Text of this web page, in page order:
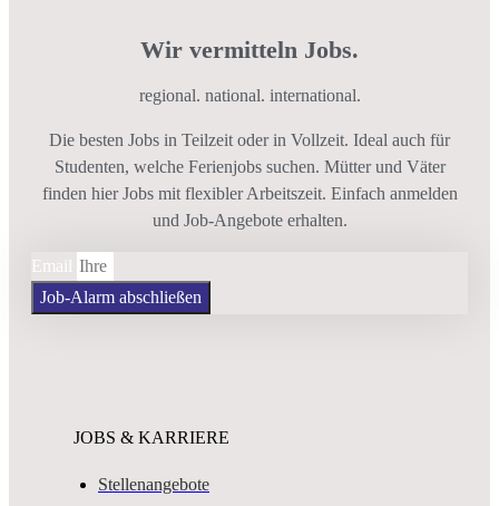
Wir vermitteln Jobs.
regional. national. international.
Die besten Jobs in Teilzeit oder in Vollzeit. Ideal auch für
Studenten, welche Ferienjobs suchen. Mütter und Väter
finden hier Jobs mit flexibler Arbeitszeit. Einfach anmelden
und Job-Angebote erhalten.
Email
Job-Alarm abschließen
JOBS & KARRIERE
Stellenangebote